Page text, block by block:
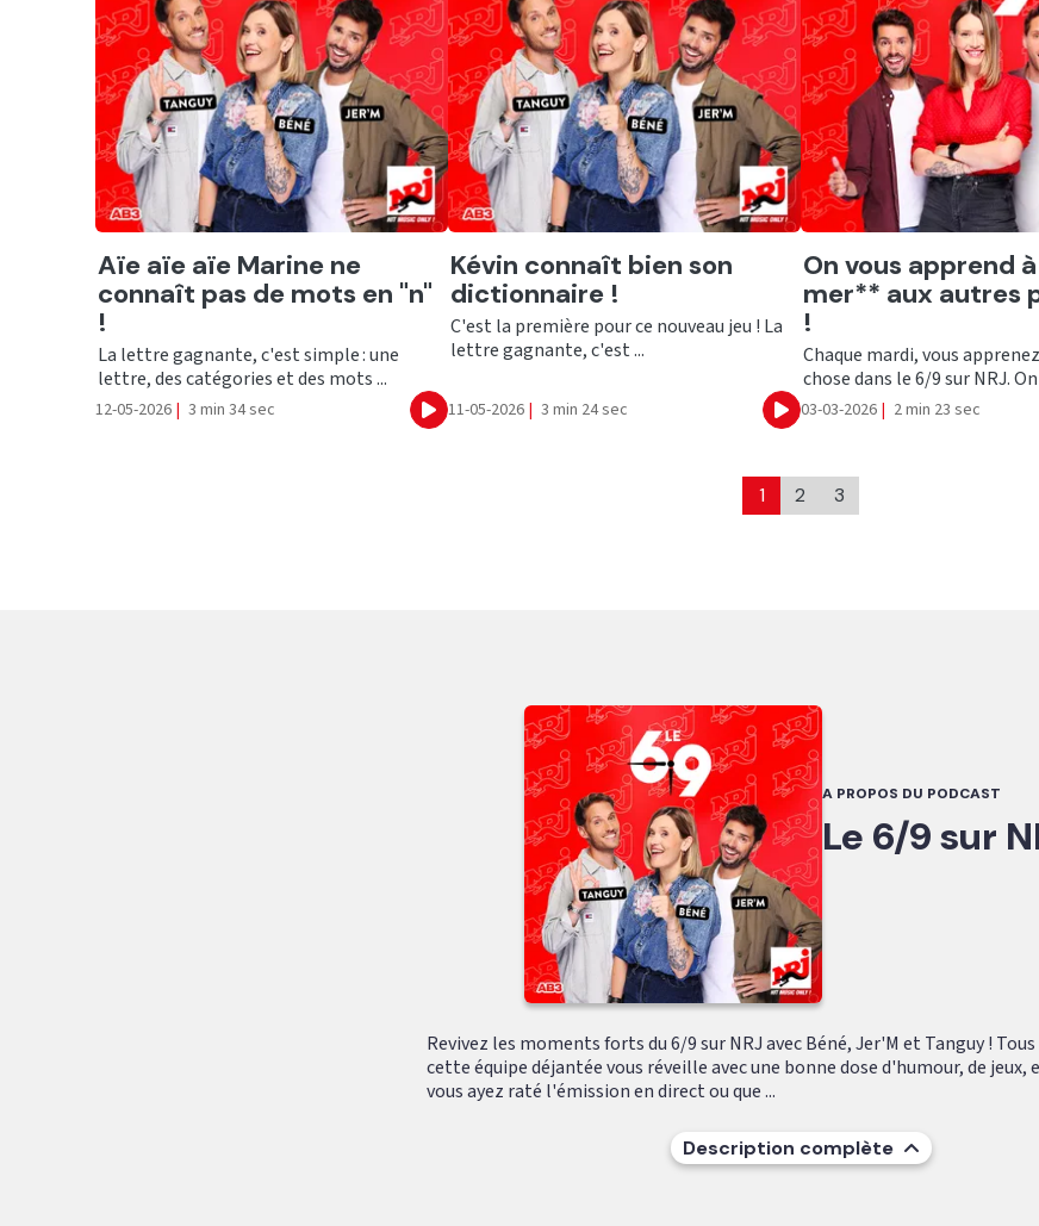
Ecouter
Aïe aïe aïe Marine ne
connaît pas de mots en "n"
!
La lettre gagnante, c'est simple : une
lettre, des catégories et des mots ...
12-05-2026 | 3 min 34 sec Ecouter
Ecouter
Kévin connaît bien son
dictionnaire !
C'est la première pour ce nouveau jeu ! La
lettre gagnante, c'est ...
11-05-2026 | 3 min 24 sec Ecouter
Ecouter
On vous apprend
mer** aux autres
!
Chaque mardi, vous
chose dans le 6/9 sur NRJ. On
03-03-2026 | 2 min 23 sec
1 2 3
A PROPOS DU PODCAST
Le 6/9 sur
Revivez les moments forts du 6/9 sur NRJ avec Béné, Jer'M et Tanguy !
cette équipe déjantée vous réveille avec une bonne dose d'humour, de jeux,
vous ayez raté l'émission en direct ou que ...
Description complète